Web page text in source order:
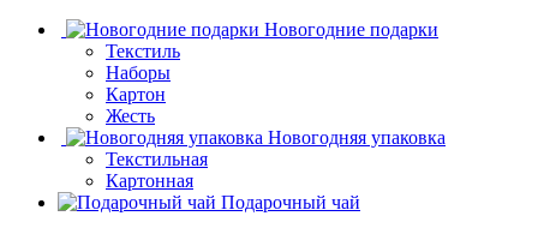
Новогодние подарки
Текстиль
Наборы
Картон
Жесть
Новогодняя упаковка
Текстильная
Картонная
Подарочный чай